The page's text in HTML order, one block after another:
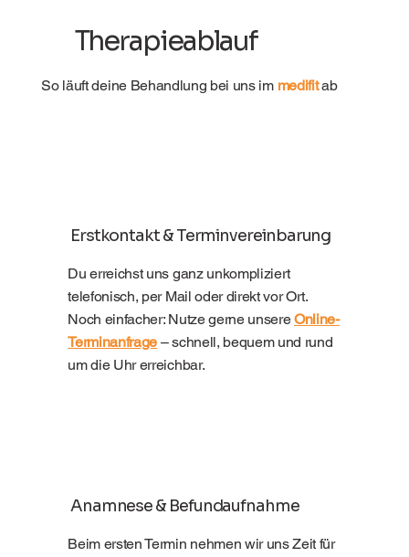
Therapieablauf
So läuft deine Behandlung bei uns im medifitab
Erstkontakt & Terminvereinbarung
Du erreichst uns ganz unkompliziert
telefonisch, per Mail oder direkt vor Ort.
Noch einfacher: Nutze gerne unsereOnline-
Terminanfrage – schnell, bequem und rund
um die Uhr erreichbar.
Anamnese & Befundaufnahme
Beim ersten Termin nehmen wir uns Zeit für